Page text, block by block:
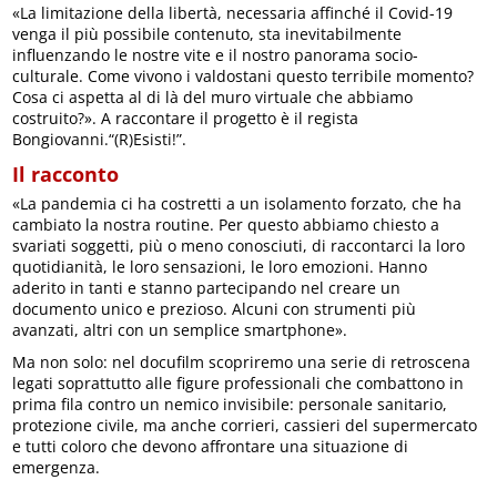
«La limitazione della libertà, necessaria affinché il Covid-19
venga il più possibile contenuto, sta inevitabilmente
influenzando le nostre vite e il nostro panorama socio-
culturale. Come vivono i valdostani questo terribile momento?
Cosa ci aspetta al di là del muro virtuale che abbiamo
costruito?». A raccontare il progetto è il regista
Bongiovanni.“(R)Esisti!”.
Il racconto
«La pandemia ci ha costretti a un isolamento forzato, che ha
cambiato la nostra routine. Per questo abbiamo chiesto a
svariati soggetti, più o meno conosciuti, di raccontarci la loro
quotidianità, le loro sensazioni, le loro emozioni. Hanno
aderito in tanti e stanno partecipando nel creare un
documento unico e prezioso. Alcuni con strumenti più
avanzati, altri con un semplice smartphone».
Ma non solo: nel docufilm scopriremo una serie di retroscena
legati soprattutto alle figure professionali che combattono in
prima fila contro un nemico invisibile: personale sanitario,
protezione civile, ma anche corrieri, cassieri del supermercato
e tutti coloro che devono affrontare una situazione di
emergenza.